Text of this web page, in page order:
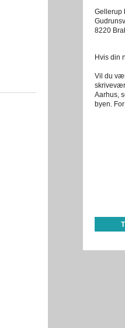
Gellerup
8220
Hvis din
Vil du
Aarhus,
byen.